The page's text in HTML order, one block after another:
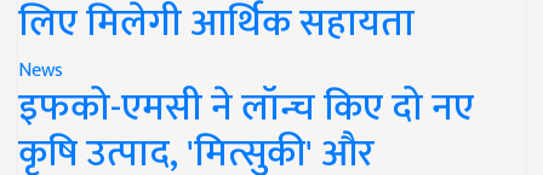
लिए मिलेगी आर्थिक सहायता
News
इफको-एमसी ने लॉन्च किए दो नए
कृषि उत्पाद, 'मित्सुकी' और